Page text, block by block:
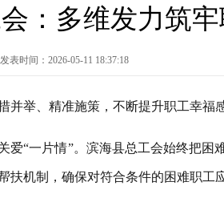
：多维发力筑
发表时间：2026-05-11 18:37:18
并举、精准施策，不断提升职工幸福
爱“一片情”。滨海县总工会始终把
扶机制，确保对符合条件的困难职